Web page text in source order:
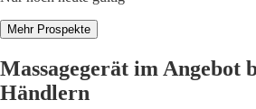
Mehr Prospekte
Massagegerät im Angebot
Händlern